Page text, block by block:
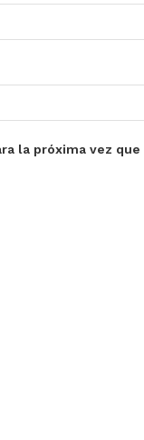
la próxima vez